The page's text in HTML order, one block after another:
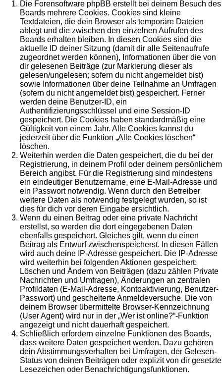
Die Forensoftware phpBB erstellt bei deinem Besuch des
Boards mehrere Cookies. Cookies sind kleine
Textdateien, die dein Browser als temporäre Dateien
ablegt und die zwischen den einzelnen Aufrufen des
Boards erhalten bleiben. In diesen Cookies sind die
aktuelle ID deiner Sitzung (damit dir alle Seitenaufrufe
zugeordnet werden können), Informationen über die von
dir gelesenen Beiträge (zur Markierung dieser als
gelesen/ungelesen; sofern du nicht angemeldet bist)
sowie Informationen über deine Teilnahme an Umfragen
(sofern du nicht angemeldet bist) gespeichert. Ferner
werden deine Benutzer-ID, ein
Authentifizierungsschlüssel und eine Session-ID
gespeichert. Die Cookies haben standardmäßig eine
Gültigkeit von einem Jahr. Alle Cookies kannst du
jederzeit über die Funktion „Alle Cookies löschen“
löschen.
Weiterhin werden die Daten gespeichert, die du bei der
Registrierung, in deinem Profil oder deinem persönlichem
Bereich angibst. Für die Registrierung sind mindestens
ein eindeutiger Benutzername, eine E-Mail-Adresse und
ein Passwort notwendig. Wenn durch den Betreiber
weitere Daten als notwendig festgelegt wurden, so ist
dies für dich vor deren Eingabe ersichtlich.
Wenn du einen Beitrag oder eine private Nachricht
erstellst, so werden die dort eingegebenen Daten
ebenfalls gespeichert. Gleiches gilt, wenn du einen
Beitrag als Entwurf zwischenspeicherst. In diesen Fällen
wird auch deine IP-Adresse gespeichert. Die IP-Adresse
wird weiterhin bei folgenden Aktionen gespeichert:
Löschen und Ändern von Beiträgen (dazu zählen Private
Nachrichten und Umfragen), Änderungen an zentralen
Profildaten (E-Mail-Adresse, Kontoaktivierung, Benutzer-
Passwort) und gescheiterte Anmeldeversuche. Die von
deinem Browser übermittelte Browser-Kennzeichnung
(User Agent) wird nur in der „Wer ist online?“-Funktion
angezeigt und nicht dauerhaft gespeichert.
Schließlich erfordern einzelne Funktionen des Boards,
dass weitere Daten gespeichert werden. Dazu gehören
dein Abstimmungsverhalten bei Umfragen, der Gelesen-
Status von deinen Beiträgen oder explizit von dir gesetzte
Lesezeichen oder Benachrichtigungsfunktionen.